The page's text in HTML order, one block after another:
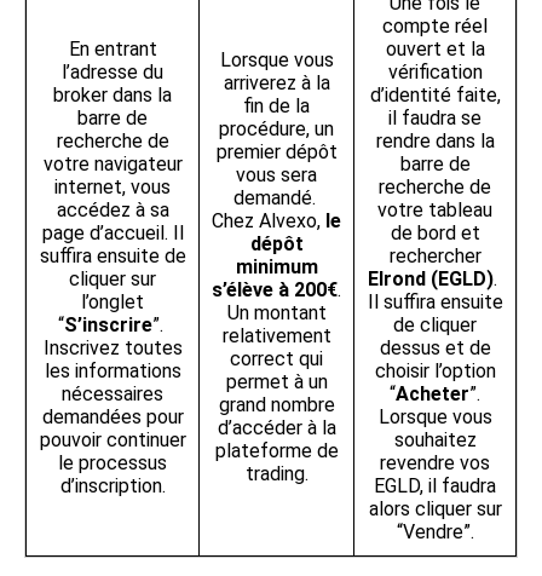
En entrant
l’adresse du
broker dans la
barre de
recherche de
votre navigateur
internet, vous
accédez à sa
page d’accueil. Il
suffira ensuite de
cliquer sur
l’onglet
“S’inscrire”.
Inscrivez toutes
les informations
nécessaires
demandées pour
pouvoir continuer
le processus
d’inscription.
Lorsque vous
arriverez à la
fin de la
procédure, un
premier dépôt
vous sera
demandé.
Chez Alvexo, le
dépôt
minimum
s’élève à 200€.
Un montant
relativement
correct qui
permet à un
grand nombre
d’accéder à la
plateforme de
trading.
compte réel
ouvert et la
vérification
d’identité faite,
il faudra se
rendre dans la
barre de
recherche de
votre tableau
de bord et
rechercher
Elrond (EGLD).
Il suffira ensuite
de cliquer
dessus et de
choisir l’option
“Acheter”.
Lorsque vous
souhaitez
revendre vos
EGLD, il faudra
alors cliquer sur
“Vendre”.